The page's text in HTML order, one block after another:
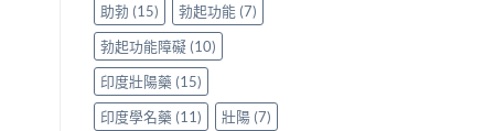
正
貨
渠
道
與
選
購
服
用
Levitra
的
真
實
分
助勃 (15) 勃起功能 (7)
勃起功能障礙(10)
印度壯陽藥 (15)
印度學名藥 (11) 壯陽(7)